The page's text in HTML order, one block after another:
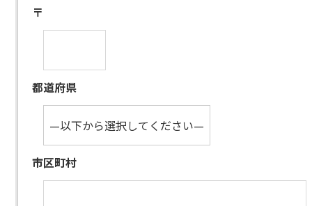
〒
都道府県
市区町村